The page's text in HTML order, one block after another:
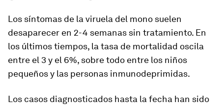
Los síntomas de la viruela del mono suelen
desaparecer en 2-4 semanas sin tratamiento. En
los últimos tiempos, la tasa de mortalidad oscila
entre el 3 y el 6%, sobre todo entre los niños
pequeños y las personas inmunodeprimidas.
Los casos diagnosticados hasta la fecha han sido